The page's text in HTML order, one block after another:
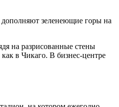
зеленеющие горы на
на разрисованные стены
в Чикаго. В бизнес-центре